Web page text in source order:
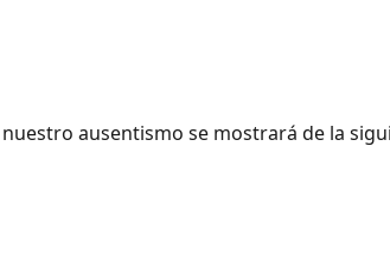
nuestro ausentismo se mostrará de la